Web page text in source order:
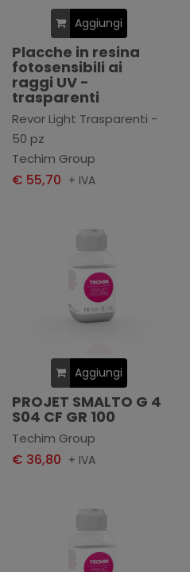
Aggiungi
Placche in resina
fotosensibili ai
raggi UV -
trasparenti
Revor Light Trasparenti -
50 pz
Techim Group
€ 55,70 + IVA
Aggiungi
PROJET SMALTO G 4
S04 CF GR 100
Techim Group
€ 36,80 + IVA